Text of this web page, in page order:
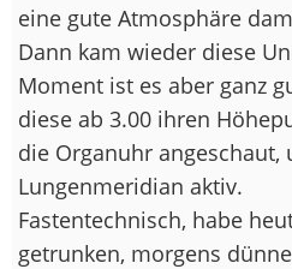
eine gute Atmosphäre
Dann kam wieder diese
Moment ist es aber ganz
diese ab 3.00 ihren
die Organuhr angeschaut,
Lungenmeridian aktiv.
Fastentechnisch, habe
getrunken, morgens